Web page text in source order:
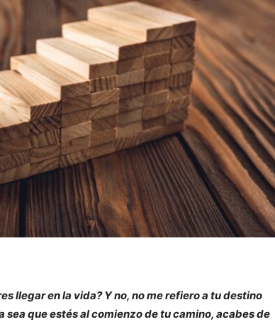
llegar en la vida? Y no, no me refiero a tu destino
que estés al comienzo de tu camino, acabes de